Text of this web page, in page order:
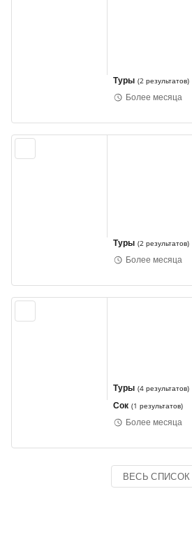
Туры (2 результатов)
Более месяца
Туры (2 результатов)
Более месяца
Туры (4 результатов)
Сок (1 результатов)
Более месяца
ВЕСЬ СПИСОК